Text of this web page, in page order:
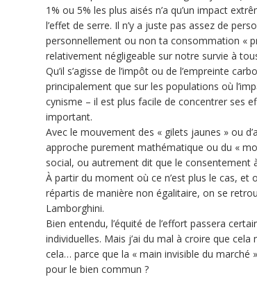
1% ou 5% les plus aisés n’a qu’un impact
l’effet de serre. Il n’y a juste pas assez de
personnellement ou non ta consommation «
relativement négligeable sur notre survie à
Qu’il s’agisse de l’impôt ou de l’empreinte
principalement que sur les populations où
cynisme – il est plus facile de concentrer ses
important.
Avec le mouvement des « gilets jaunes » ou
approche purement mathématique ou du «
social, ou autrement dit que le consentement
À partir du moment où ce n’est plus le cas,
répartis de manière non égalitaire, on se
Lamborghini.
Bien entendu, l’équité de l’effort passera
individuelles. Mais j’ai du mal à croire que
cela… parce que la « main invisible du marché
pour le bien commun ?